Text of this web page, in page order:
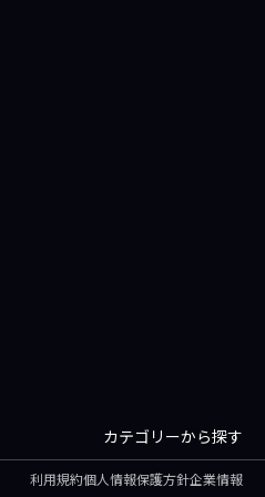
カテゴリーから探す
利用規約個人情報保護方針企業情報